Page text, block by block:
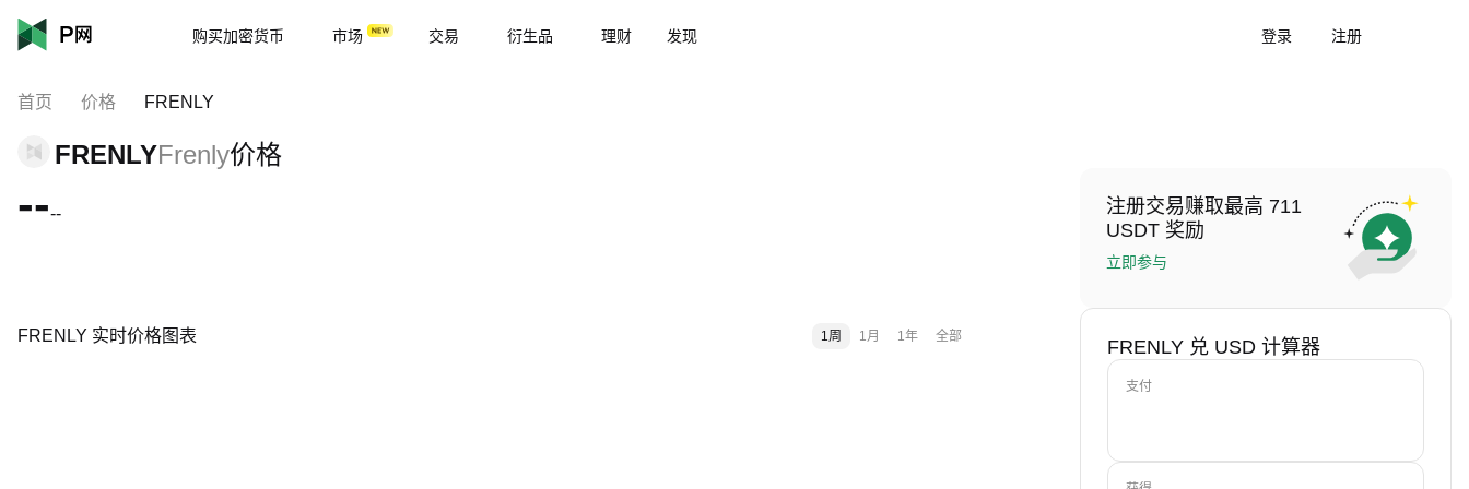
购买加密货币 市场 交易 衍生品 理财 发现 登录 注册
首页 价格 FRENLY
FRENLYFrenly价格
----
FRENLY 实时价格图表 1周 1月 1年 全部
注册交易赚取最高 711
USDT 奖励
立即参与
FRENLY 兑 USD 计算器
支付